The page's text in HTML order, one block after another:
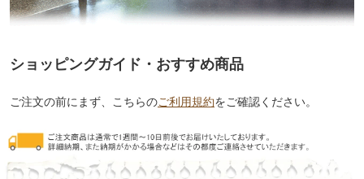
ショッピングガイド・おすすめ商品
ご注文の前にまず、こちらのご利用規約をご確認ください。